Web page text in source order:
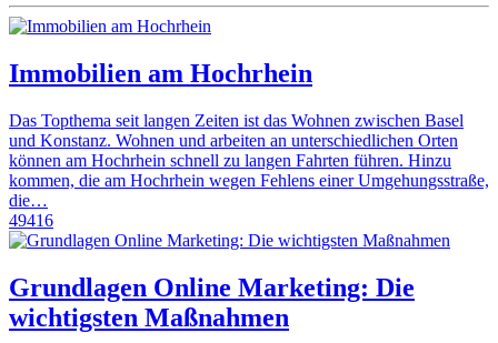
Immobilien am Hochrhein
Das Topthema seit langen Zeiten ist das Wohnen zwischen Basel
und Konstanz. Wohnen und arbeiten an unterschiedlichen Orten
können am Hochrhein schnell zu langen Fahrten führen. Hinzu
kommen, die am Hochrhein wegen Fehlens einer Umgehungsstraße,
die…
49416
Grundlagen Online Marketing: Die
wichtigsten Maßnahmen